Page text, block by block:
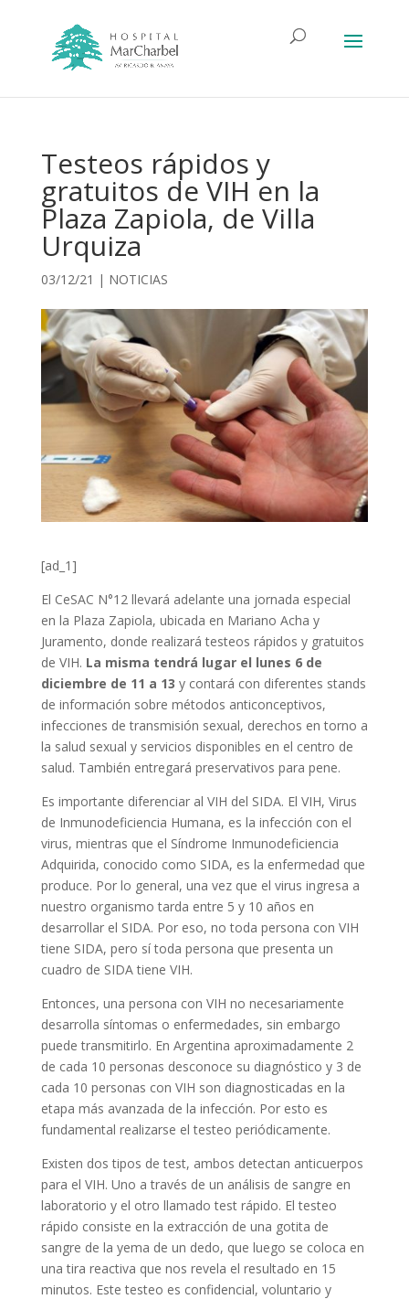
Testeos rápidos y
gratuitos de VIH en la
Plaza Zapiola, de Villa
Urquiza
03/12/21 | NOTICIAS
[ad_1]
El CeSAC N°12 llevará adelante una jornada especial
en la Plaza Zapiola, ubicada en Mariano Acha y
Juramento, donde realizará testeos rápidos y gratuitos
de VIH. La misma tendrá lugar el lunes 6 de
diciembre de 11 a 13 y contará con diferentes stands
de información sobre métodos anticonceptivos,
infecciones de transmisión sexual, derechos en torno a
la salud sexual y servicios disponibles en el centro de
salud. También entregará preservativos para pene.
Es importante diferenciar al VIH del SIDA. El VIH, Virus
de Inmunodeficiencia Humana, es la infección con el
virus, mientras que el Síndrome Inmunodeficiencia
Adquirida, conocido como SIDA, es la enfermedad que
produce. Por lo general, una vez que el virus ingresa a
nuestro organismo tarda entre 5 y 10 años en
desarrollar el SIDA. Por eso, no toda persona con VIH
tiene SIDA, pero sí toda persona que presenta un
cuadro de SIDA tiene VIH.
Entonces, una persona con VIH no necesariamente
desarrolla síntomas o enfermedades, sin embargo
puede transmitirlo. En Argentina aproximadamente 2
de cada 10 personas desconoce su diagnóstico y 3 de
cada 10 personas con VIH son diagnosticadas en la
etapa más avanzada de la infección. Por esto es
fundamental realizarse el testeo periódicamente.
Existen dos tipos de test, ambos detectan anticuerpos
para el VIH. Uno a través de un análisis de sangre en
laboratorio y el otro llamado test rápido. El testeo
rápido consiste en la extracción de una gotita de
sangre de la yema de un dedo, que luego se coloca en
una tira reactiva que nos revela el resultado en 15
minutos. Este testeo es confidencial, voluntario y